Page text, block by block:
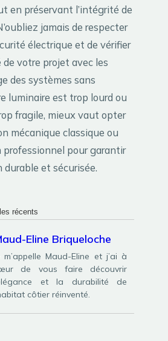
en préservant l’intégrité de
jamais de respecter
électrique et de vérifier
votre projet avec les
des systèmes sans
luminaire est trop lourd ou
fragile, mieux vaut opter
mécanique classique ou
professionnel pour garantir
et sécurisée.
récents
Eline Briqueloche
m’appelle Maud-Eline et j’ai à
de vous faire découvrir
et la durabilité de
côtier réinventé.